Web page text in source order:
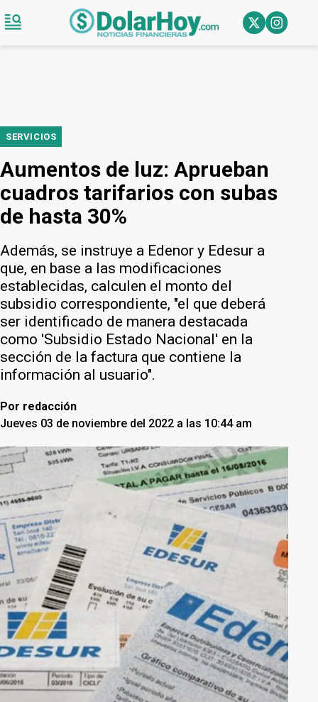
SERVICIOS
Aumentos de luz: Aprueban
cuadros tarifarios con subas
de hasta 30%
Además, se instruye a Edenor y Edesur a
que, en base a las modificaciones
establecidas, calculen el monto del
subsidio correspondiente, "el que deberá
ser identificado de manera destacada
como 'Subsidio Estado Nacional' en la
sección de la factura que contiene la
información al usuario".
Por redacción
Jueves 03 de noviembre del 2022 a las 10:44 am